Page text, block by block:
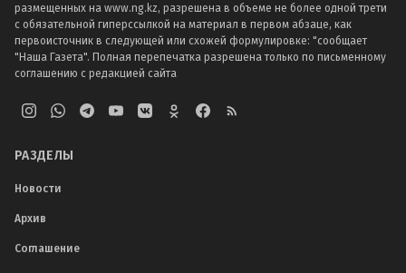
размещенных на www.ng.kz, разрешена в объеме не более одной трети
с обязательной гиперссылкой на материал в первом абзаце, как
первоисточник в следующей или схожей формулировке: "сообщает
"Наша Газета". Полная перепечатка разрешена только по письменному
соглашению с редакцией сайта
РАЗДЕЛЫ
Новости
Архив
Соглашение